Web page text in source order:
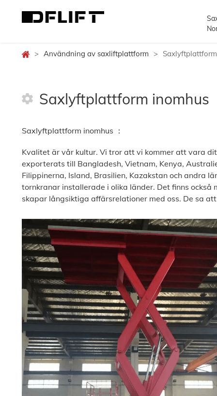
> Användning av saxliftplattform >
Saxlyftplattform inomhus
Saxlyftplattform inomhus ：
Kvalitet är vår kultur. Vi tror att vi kommer att vara
exporterats till Bangladesh, Vietnam, Kenya,
Filippinerna, Island, Brasilien, Kazakstan och andra
tornkranar installerade i olika länder. Det finns också
skapar långsiktiga affärsrelationer med oss. De sa